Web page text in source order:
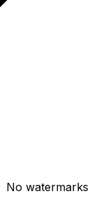
No watermarks